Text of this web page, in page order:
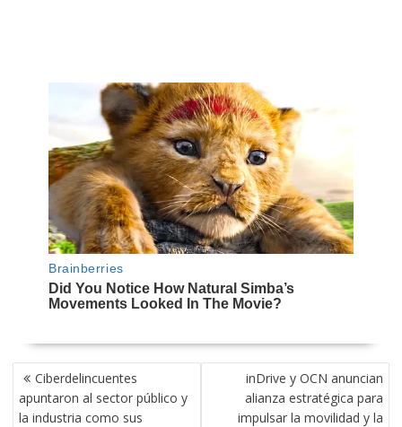
NAVEGACIÓN
DE
ENTRADAS
Ciberdelincuentes
apuntaron al sector público y
la industria como sus
inDrive y OCN anuncian
alianza estratégica para
impulsar la movilidad y la